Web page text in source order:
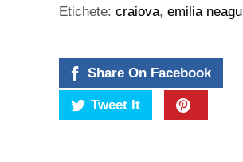
Etichete: craiova, emilia neagu
Share On Facebook
Tweet It